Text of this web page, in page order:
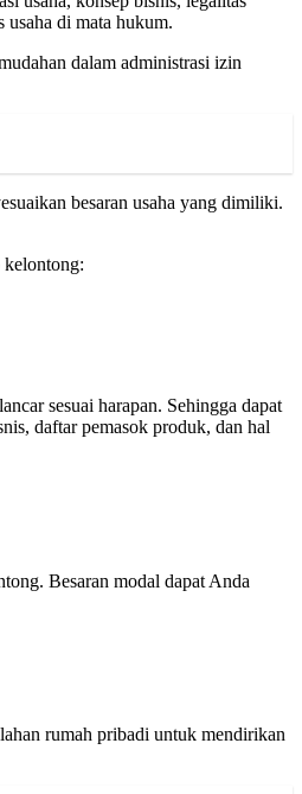
usaha di mata hukum.
dalam administrasi izin
besaran usaha yang dimiliki.
kelontong:
sesuai harapan. Sehingga dapat
daftar pemasok produk, dan hal
Besaran modal dapat Anda
rumah pribadi untuk mendirikan